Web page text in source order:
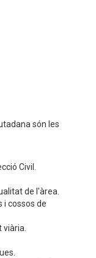
són les
Civil.
de l'àrea.
i cossos de